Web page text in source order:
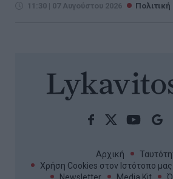
11:30 | 07 Αυγούστου 2026 Πολιτική
Αρχική
Χρήση Cookies στον Ιστότοπο μας
Newsletter
Media Kit